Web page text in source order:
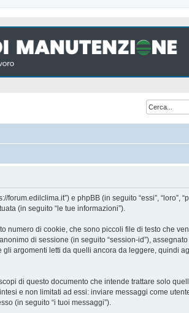
e phpBB (in seguito “essi”, “loro”,
(in seguito “le tue informazioni”).
numero di cookie, che sono piccoli file di testo che
di sessione (in seguito “session-id”),
argomenti letti da quelli ancora da leggere, quindi
di questo documento che intende trattare solo
e non limitati ad essi: inviare messaggi come
(in seguito “i tuoi messaggi”).